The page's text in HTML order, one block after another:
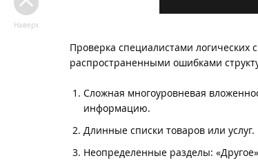
Проверка специалистами
распространенными ошибками
Сложная многоуровневая
информацию.
Длинные списки товаров или услуг.
Неопределенные разделы:
Наверх